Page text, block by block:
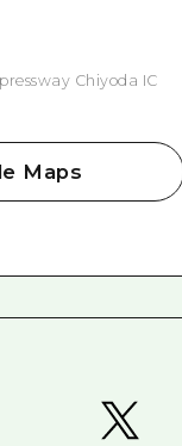
Chiyoda IC
Maps